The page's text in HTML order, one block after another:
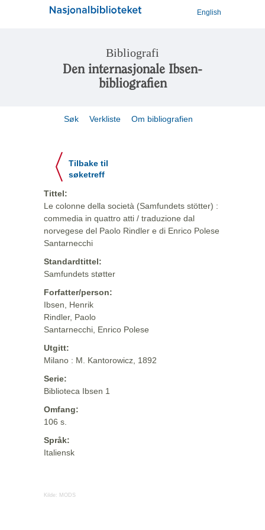
English
Bibliografi
Den internasjonale Ibsen-
bibliografien
Søk Verkliste Om bibliografien
Tilbake til
søketreff
Tittel:
Le colonne della società (Samfundets stötter) :
commedia in quattro atti / traduzione dal
norvegese del Paolo Rindler e di Enrico Polese
Santarnecchi
Standardtittel:
Samfundets støtter
Forfatter/person:
Ibsen, Henrik
Rindler, Paolo
Santarnecchi, Enrico Polese
Utgitt:
Milano : M. Kantorowicz, 1892
Serie:
Biblioteca Ibsen 1
Omfang:
106 s.
Språk:
Italiensk
Kilde: MODS